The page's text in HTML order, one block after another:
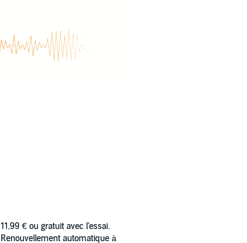
11,99 € ou gratuit avec l'essai.
Renouvellement automatique à